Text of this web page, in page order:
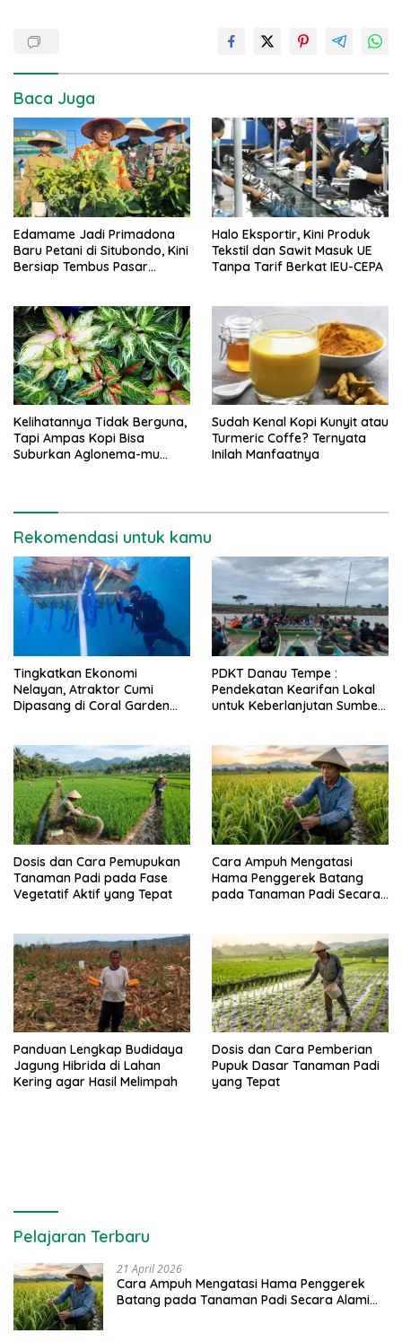
Baca Juga
Edamame Jadi Primadona
Baru Petani di Situbondo, Kini
Bersiap Tembus Pasar
Halo Eksportir, Kini Produk
Tekstil dan Sawit Masuk UE
Tanpa Tarif Berkat IEU-CEPA
Kelihatannya Tidak Berguna,
Tapi Ampas Kopi Bisa
Suburkan Aglonema-mu
Sudah Kenal Kopi Kunyit atau
Turmeric Coffe? Ternyata
Inilah Manfaatnya
Rekomendasi untuk kamu
Tingkatkan Ekonomi
Nelayan, Atraktor Cumi
Dipasang di Coral Garden
PDKT Danau Tempe :
Pendekatan Kearifan Lokal
untuk Keberlanjutan Sumber
Dosis dan Cara Pemupukan
Tanaman Padi pada Fase
Vegetatif Aktif yang Tepat
Cara Ampuh Mengatasi
Hama Penggerek Batang
pada Tanaman Padi Secara
Panduan Lengkap Budidaya
Jagung Hibrida di Lahan
Kering agar Hasil Melimpah
Dosis dan Cara Pemberian
Pupuk Dasar Tanaman Padi
yang Tepat
Pelajaran Terbaru
21 April 2026
Cara Ampuh Mengatasi Hama Penggerek
Batang pada Tanaman Padi Secara Alami